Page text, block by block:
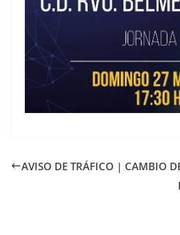
AVISO DE TRÁFICO | CAMBIO